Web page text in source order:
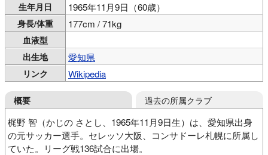
生年月日 1965年11月9日（60歳）
身長/体重 177cm / 71kg
血液型
出生地
愛知県
リンク Wikipedia
概要
梶野 智（かじの さとし、1965年11月9日生）は、愛知県出身
の元サッカー選手。セレッソ大阪、コンサドーレ札幌に所属し
ていた。リーグ戦136試合に出場。
過去の所属クラブ